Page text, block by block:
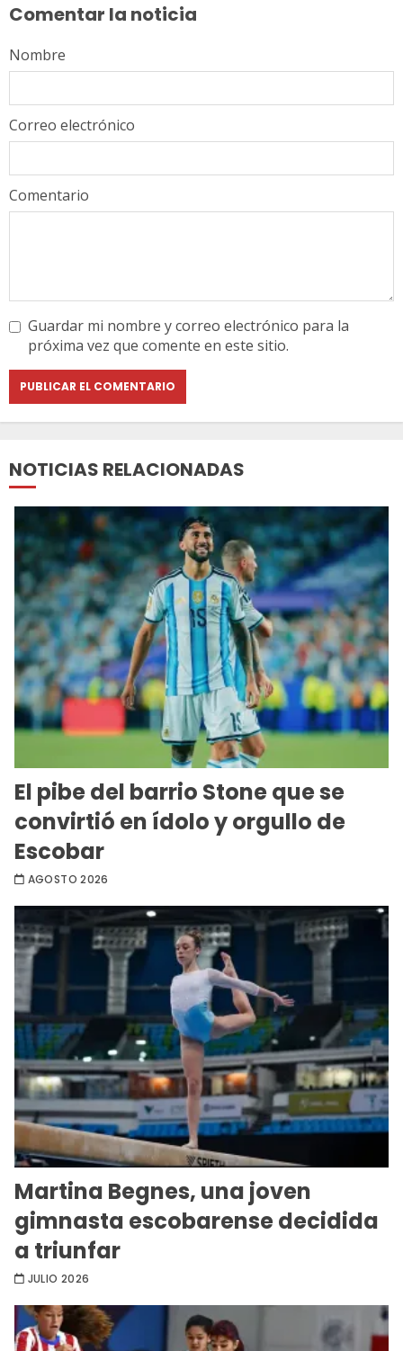
Comentar la noticia
Comentario
Nombre
Correo electrónico
Guardar mi nombre y correo electrónico para la
próxima vez que comente en este sitio.
NOTICIAS RELACIONADAS
El pibe del barrio Stone que se
convirtió en ídolo y orgullo de
Escobar
AGOSTO 2026
Martina Begnes, una joven
gimnasta escobarense decidida
a triunfar
JULIO 2026